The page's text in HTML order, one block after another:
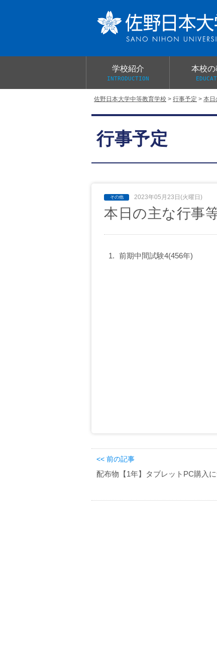
佐野日本大学中等教育学校 > 行事予定 > 本日
学校紹介
INTRODUCTION
学校案内パンフレット
本校
総合的探究（学習）の時間
制服紹介
桜美会
行事予定
2023年05月23日(火曜日)
本日の主な行事
前期中間試験4(456年)
<< 前の記事
配布物【1年】タブレットPC購入